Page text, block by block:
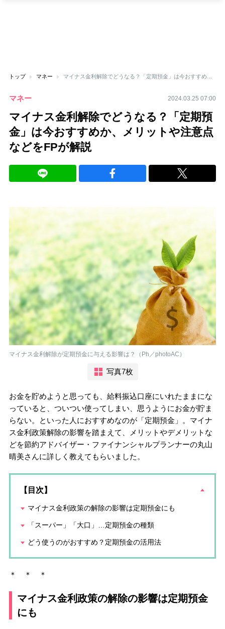
トップ マネー
マネー 2024.03.25 07:00
マイナス金利解除でどうなる？「定期預
金」は今おすすめか、メリットや注意点
などをFPが解説
マイナス金利解除が定期預金に与える影響は？（Ph／photoAC）
写真7枚
お金を貯めようと思っても、給料振込口座にいれたままにな
っていると、ついつい使ってしまい、思うようにお金が貯ま
らない。といった人におすすめなのが「定期預金」。マイナ
ス金利政策解除の影響を踏まえて、メリットやデメリットな
どを節約アドバイザー・ファイナンシャルプランナーの丸山
晴美さんに詳しく教えてもらいました。
【目次】
マイナス金利政策の解除の影響は定期預金にも
「スーパー」「大口」…定期預金の種類
どう使うのがおすすめ？定期預金の活用法
＊ ＊ ＊
マイナス金利政策の解除の影響は定期預金
にも